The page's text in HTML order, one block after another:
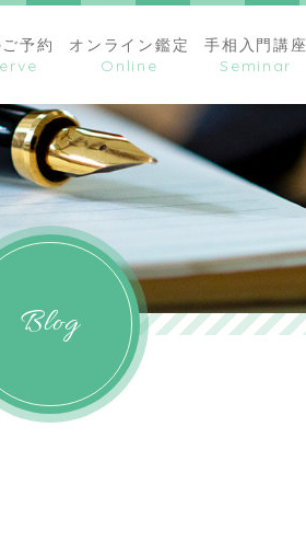
予約 オンライン鑑定 手相入門講座
Blog